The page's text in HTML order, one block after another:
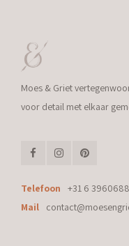
Moes & Griet
voor detail met elkaar
Telefoon
+31 6
Mail